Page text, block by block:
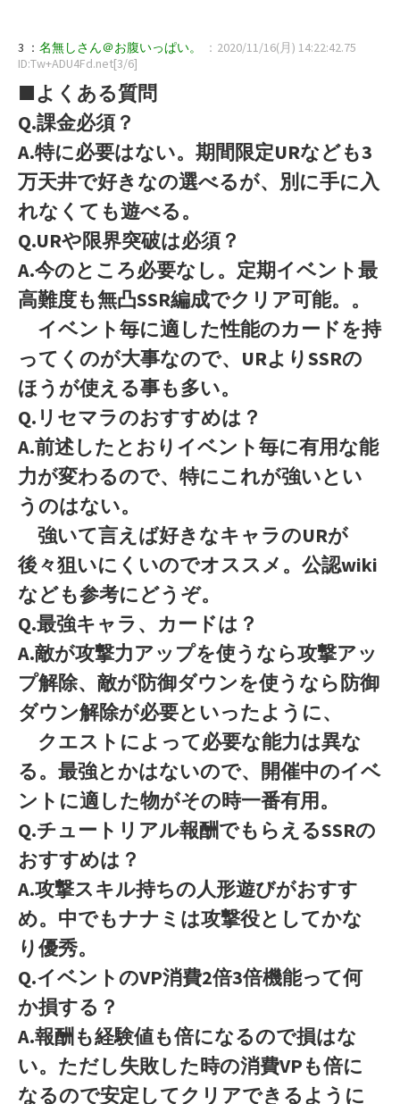
3 ： 名無しさん＠お腹いっぱい。
：2020/11/16(月) 14:22:42.75
ID:Tw+ADU4Fd.net[3/6]
■よくある質問
Q.課金必須？
A.特に必要はない。期間限定URなども3
万天井で好きなの選べるが、別に手に入
れなくても遊べる。
Q.URや限界突破は必須？
A.今のところ必要なし。定期イベント最
高難度も無凸SSR編成でクリア可能。。
イベント毎に適した性能のカードを持
ってくのが大事なので、URよりSSRの
ほうが使える事も多い。
Q.リセマラのおすすめは？
A.前述したとおりイベント毎に有用な能
力が変わるので、特にこれが強いとい
うのはない。
強いて言えば好きなキャラのURが
後々狙いにくいのでオススメ。公認wiki
なども参考にどうぞ。
Q.最強キャラ、カードは？
A.敵が攻撃力アップを使うなら攻撃アッ
プ解除、敵が防御ダウンを使うなら防御
ダウン解除が必要といったように、
クエストによって必要な能力は異な
る。最強とかはないので、開催中のイベ
ントに適した物がその時一番有用。
Q.チュートリアル報酬でもらえるSSRの
おすすめは？
A.攻撃スキル持ちの人形遊びがおすす
め。中でもナナミは攻撃役としてかな
り優秀。
Q.イベントのVP消費2倍3倍機能って何
か損する？
A.報酬も経験値も倍になるので損はな
い。ただし失敗した時の消費VPも倍に
なるので安定してクリアできるように